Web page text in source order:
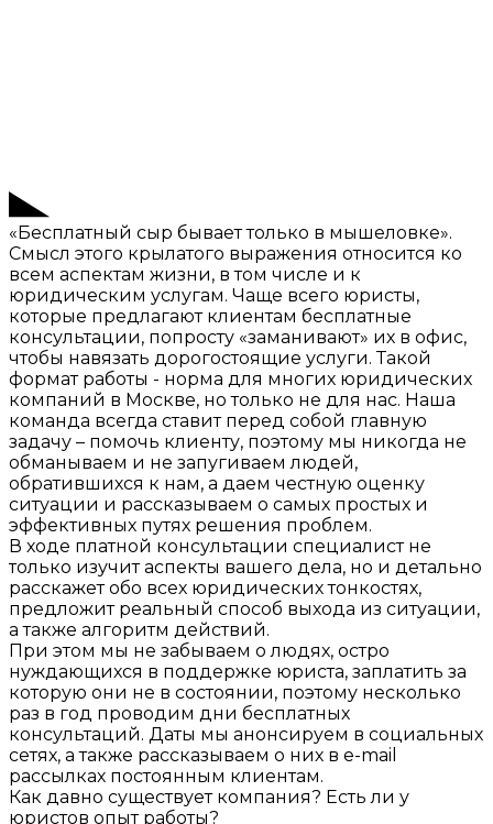
«Бесплатный сыр бывает только в мышеловке».
Смысл этого крылатого выражения относится ко
всем аспектам жизни, в том числе и к
юридическим услугам. Чаще всего юристы,
которые предлагают клиентам бесплатные
консультации, попросту «заманивают» их в офис,
чтобы навязать дорогостоящие услуги. Такой
формат работы - норма для многих юридических
компаний в Москве, но только не для нас. Наша
команда всегда ставит перед собой главную
задачу – помочь клиенту, поэтому мы никогда не
обманываем и не запугиваем людей,
обратившихся к нам, а даем честную оценку
ситуации и рассказываем о самых простых и
эффективных путях решения проблем.
В ходе платной консультации специалист не
только изучит аспекты вашего дела, но и детально
расскажет обо всех юридических тонкостях,
предложит реальный способ выхода из ситуации,
а также алгоритм действий.
При этом мы не забываем о людях, остро
нуждающихся в поддержке юриста, заплатить за
которую они не в состоянии, поэтому несколько
раз в год проводим дни бесплатных
консультаций. Даты мы анонсируем в социальных
сетях, а также рассказываем о них в e-mail
рассылках постоянным клиентам.
Как давно существует компания? Есть ли у
юристов опыт работы?